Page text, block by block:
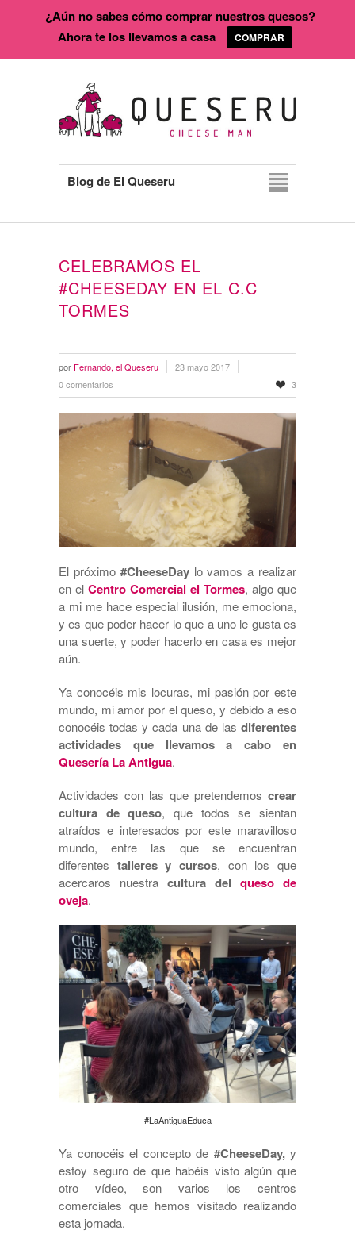
Blog de El Queseru
CELEBRAMOS EL
#CHEESEDAY EN EL C.C
TORMES
por Fernando, el Queseru
23 mayo 2017
0 comentarios
3
El próximo #CheeseDaylo vamos a realizar
en el Centro Comercial el Tormes, algo que
a mi me hace especial ilusión, me emociona,
y es que poder hacer lo que a uno le gusta es
una suerte, y poder hacerlo en casa es mejor
aún.
Ya conocéis mis locuras, mi pasión por este
mundo, mi amor por el queso, y debido a eso
conocéis todas y cada una de las diferentes
actividades que llevamos a cabo en
Quesería La Antigua.
Actividades con las que pretendemos crear
cultura de queso, que todos se sientan
atraídos e interesados por este maravilloso
mundo, entre las que se encuentran
diferentes talleres y cursos, con los que
acercaros nuestra cultura del queso de
oveja.
#LaAntiguaEduca
Ya conocéis el concepto de #CheeseDay,y
estoy seguro de que habéis visto algún que
otro vídeo, son varios los centros
comerciales que hemos visitado realizando
esta jornada.
¿Aún no sabes cómo comprar nuestros quesos?
Ahora te los llevamos a casa
COMPRAR